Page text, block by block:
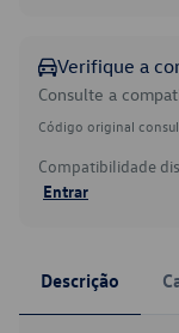
Verifique a
Consulte a
Código original
Compatibilidade
Entrar
Descrição